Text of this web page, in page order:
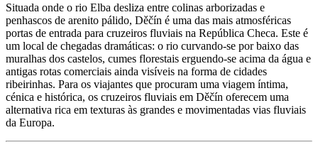
Situada onde o rio Elba desliza entre colinas arborizadas e
penhascos de arenito pálido, Děčín é uma das mais atmosféricas
portas de entrada para cruzeiros fluviais na República Checa. Este é
um local de chegadas dramáticas: o rio curvando-se por baixo das
muralhas dos castelos, cumes florestais erguendo-se acima da água e
antigas rotas comerciais ainda visíveis na forma de cidades
ribeirinhas. Para os viajantes que procuram uma viagem íntima,
cénica e histórica, os cruzeiros fluviais em Děčín oferecem uma
alternativa rica em texturas às grandes e movimentadas vias fluviais
da Europa.